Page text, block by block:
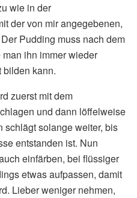
wie in der
der von mir angegebenen,
Pudding muss nach dem
ihn immer wieder
bilden kann.
zuerst mit dem
und dann löffelweise
schlägt solange weiter, bis
entstanden ist. Nun
einfärben, bei flüssiger
etwas aufpassen, damit
Lieber weniger nehmen,